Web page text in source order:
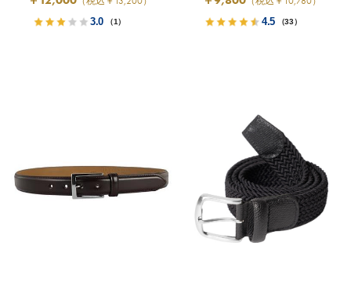
3.0 （1） 4.5 （33）